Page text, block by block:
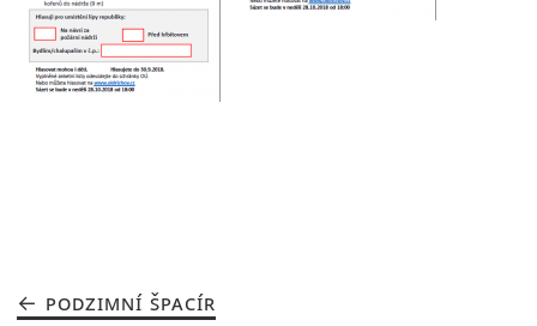
PODZIMNÍ ŠPACÍR